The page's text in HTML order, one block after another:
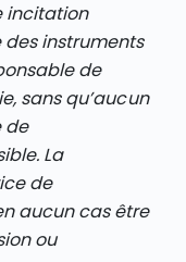
incitation
instruments
de
sans qu’aucun
de
La
de
aucun cas être
ou